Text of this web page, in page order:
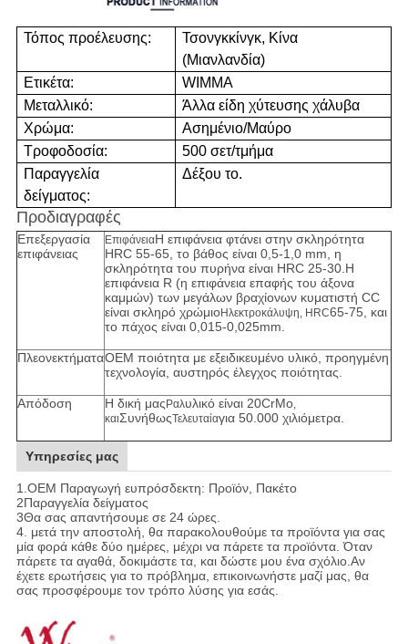
Τόπος προέλευσης:
Τσονγκκίνγκ, Κίνα
(Μιανλανδία)
Ετικέτα:
WIMMA
Μεταλλικό:
Άλλα είδη χύτευσης χάλυβα
Χρώμα:
Ασημένιο/Μαύρο
Τροφοδοσία:
500 σετ/τμήμα
Παραγγελία
δείγματος:
Δέξου το.
Προδιαγραφές
Επεξεργασία
επιφάνειας
ΕπιφάνειαΗ επιφάνεια φτάνει στην σκληρότητα
HRC 55-65, το βάθος είναι 0,5-1,0 mm, η
σκληρότητα του πυρήνα είναι HRC 25-30.Η
επιφάνεια R (η επιφάνεια επαφής του άξονα
καμμών) των μεγάλων βραχίονων κυματιστή CC
είναι σκληρό χρώμιοΗλεκτροκάλυψη, HRC65-75, και
το πάχος είναι 0,015-0,025mm.
ΠλεονεκτήματαOEM ποιότητα με εξειδικευμένο υλικό, προηγμένη
τεχνολογία, αυστηρός έλεγχος ποιότητας.
Απόδοση Η δική μαςΡαλυλικό είναι 20CrMo,
καιΣυνήθωςΤελευταίαγια 50.000 χιλιόμετρα.
Υπηρεσίες μας
1. OEM Παραγωγή ευπρόσδεκτη: Προϊόν, Πακέτο
2Παραγγελία δείγματος
3Θα σας απαντήσουμε σε 24 ώρες.
4. μετά την αποστολή, θα παρακολουθούμε τα προϊόντα για σας
μία φορά κάθε δύο ημέρες, μέχρι να πάρετε τα προϊόντα. Όταν
πάρετε τα αγαθά, δοκιμάστε τα, και δώστε μου ένα σχόλιο.Αν
έχετε ερωτήσεις για το πρόβλημα, επικοινωνήστε μαζί μας, θα
σας προσφέρουμε τον τρόπο λύσης για εσάς